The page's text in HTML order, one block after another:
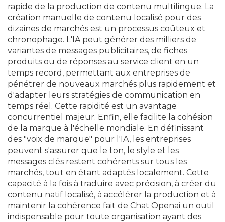
rapide de la production de contenu multilingue. La
création manuelle de contenu localisé pour des
dizaines de marchés est un processus coûteux et
chronophage. L'IA peut générer des milliers de
variantes de messages publicitaires, de fiches
produits ou de réponses au service client en un
temps record, permettant aux entreprises de
pénétrer de nouveaux marchés plus rapidement et
d'adapter leurs stratégies de communication en
temps réel. Cette rapidité est un avantage
concurrentiel majeur. Enfin, elle facilite la cohésion
de la marque à l'échelle mondiale. En définissant
des "voix de marque" pour l'IA, les entreprises
peuvent s'assurer que le ton, le style et les
messages clés restent cohérents sur tous les
marchés, tout en étant adaptés localement. Cette
capacité à la fois à traduire avec précision, à créer du
contenu natif localisé, à accélérer la production et à
maintenir la cohérence fait de Chat Openai un outil
indispensable pour toute organisation ayant des